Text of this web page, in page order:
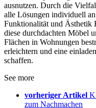
ausnutzen. Durch die
alle Lösungen individuell an
Funktionalität und Ästhetik
diese durchdachten Möbel
Flächen in Wohnungen
erleichtern und eine
schaffen.
See more
vorheriger Artikel
zum Nachmachen